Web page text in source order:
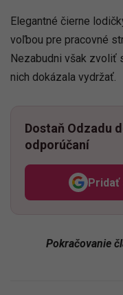
Elegantné čierne
voľbou pre pracovné
Nezabudni však zvoliť
nich dokázala vydržať.
Dostaň Odzadu
odporúčaní
Pridať
Pokračovanie